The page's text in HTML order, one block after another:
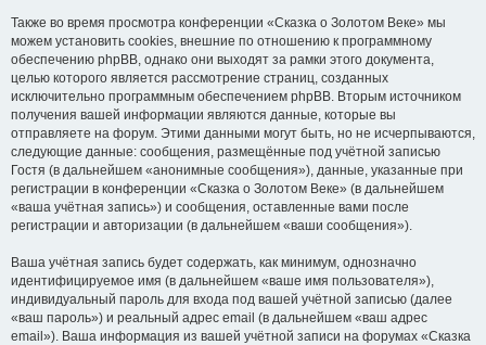
Также во время просмотра конференции «Сказка о Золотом Веке» мы
можем установить cookies, внешние по отношению к программному
обеспечению phpBB, однако они выходят за рамки этого документа,
целью которого является рассмотрение страниц, созданных
исключительно программным обеспечением phpBB. Вторым источником
получения вашей информации являются данные, которые вы
отправляете на форум. Этими данными могут быть, но не исчерпываются,
следующие данные: сообщения, размещённые под учётной записью
Гостя (в дальнейшем «анонимные сообщения»), данные, указанные при
регистрации в конференции «Сказка о Золотом Веке» (в дальнейшем
«ваша учётная запись») и сообщения, оставленные вами после
регистрации и авторизации (в дальнейшем «ваши сообщения»).
Ваша учётная запись будет содержать, как минимум, однозначно
идентифицируемое имя (в дальнейшем «ваше имя пользователя»),
индивидуальный пароль для входа под вашей учётной записью (далее
«ваш пароль») и реальный адрес email (в дальнейшем «ваш адрес
email»). Ваша информация из вашей учётной записи на форумах «Сказка